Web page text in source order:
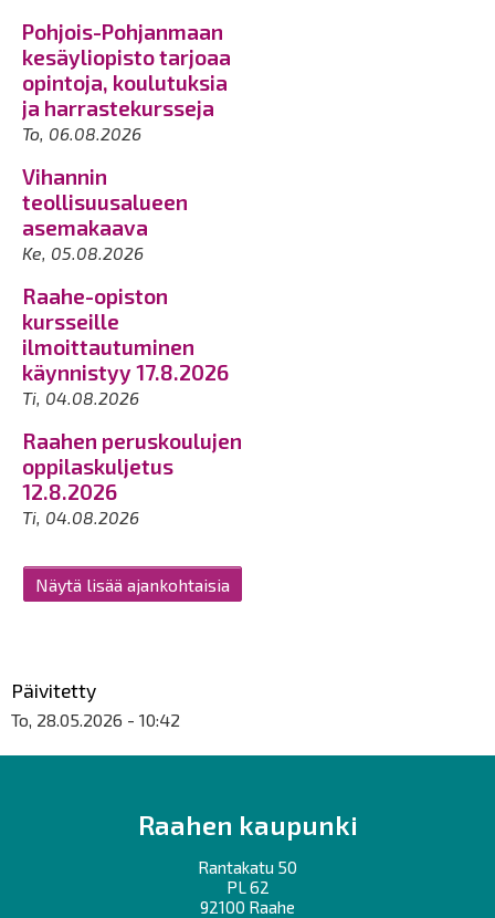
Pohjois-Pohjanmaan
kesäyliopisto tarjoaa
opintoja, koulutuksia
ja harrastekursseja
To, 06.08.2026
Vihannin
teollisuusalueen
asemakaava
Ke, 05.08.2026
Raahe-opiston
kursseille
ilmoittautuminen
käynnistyy 17.8.2026
Ti, 04.08.2026
Raahen peruskoulujen
oppilaskuljetus
12.8.2026
Ti, 04.08.2026
Näytä lisää ajankohtaisia
Päivitetty
To, 28.05.2026 - 10:42
Raahen kaupunki
Rantakatu 50
PL 62
92100 Raahe